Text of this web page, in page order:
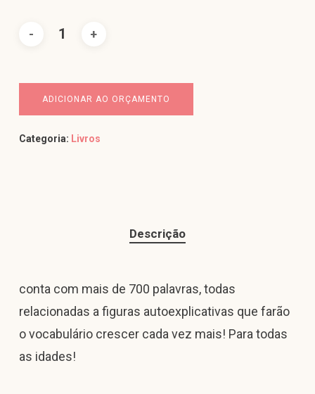
ADICIONAR AO ORÇAMENTO
Categoria: Livros
Descrição
conta com mais de 700 palavras, todas
relacionadas a figuras autoexplicativas que farão
o vocabulário crescer cada vez mais! Para todas
as idades!